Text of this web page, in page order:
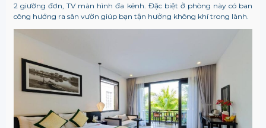
2 giường đơn, TV màn hình đa kênh. Đặc biệt ở phòng này có ban
công hướng ra sân vườn giúp bạn tận hưởng không khí trong lành.